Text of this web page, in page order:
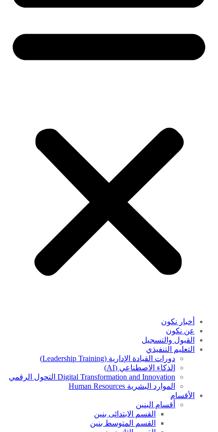
أخبار نكون
عن نكون
القبول والتسجيل
التعليم التنفيذي
دورات القيادة الإدارية (Leadership Training)
الذكاء الاصطناعي (AI)
Digital Transformation and Innovation التحول الرقمي
الموارد البشرية Human Resources
الأقسام
أقسام البنين
القسم الابتدائى بنين
القسم المتوسط بنين